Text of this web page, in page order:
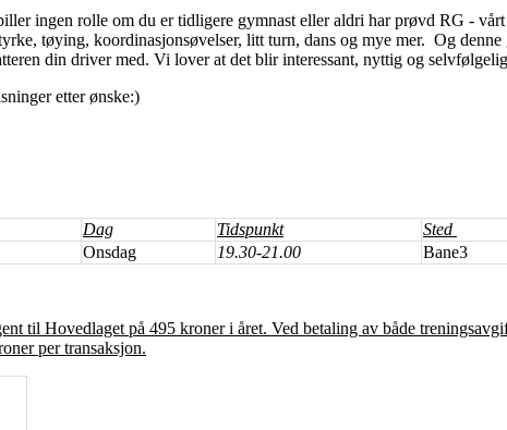
ingen rolle om du er tidligere gymnast eller aldri har prøvd RG -
tøying, koordinasjonsøvelser, litt turn, dans og mye mer. Og
din driver med. Vi lover at det blir interessant, nyttig og
etter ønske:)
Dag Tidspunkt Sted
Onsdag 19.30-21.00 Bane3
til Hovedlaget på 495 kroner i året. Ved betaling av både
per transaksjon.